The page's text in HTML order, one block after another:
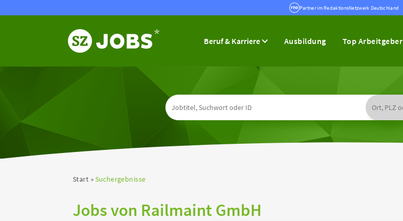
Partner im RedaktionsNetzwerk Deutschland
Beruf & Karriere Ausbildung Top Arbeitgeber
Start Suchergebnisse
Jobs von Railmaint GmbH